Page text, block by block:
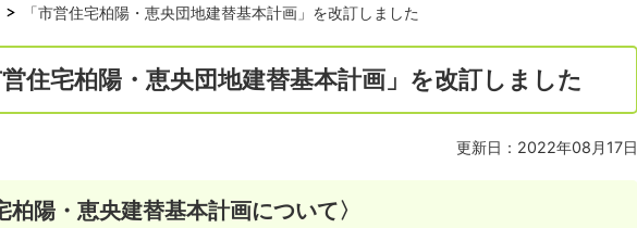
「市営住宅柏陽・恵央団地建替基本計画」を改訂しました
営住宅柏陽・恵央団地建替基本計画」を改訂しました
更新日：2022年08月17日
柏陽・恵央建替基本計画について〉